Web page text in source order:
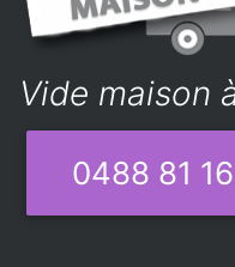
Vide maison
0488 81